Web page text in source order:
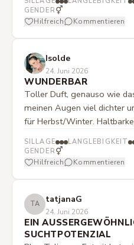
empfehlen kann!
GENDER ⚥
Hilfreich Kommentieren
Isolde
24. Juni 2026
WUNDERBAR
Toller Duft, genauso wie
meinen Augen viel dichter
für Herbst/Winter.
SILLAGE LANGLEBIGKEIT
GENDER ⚥
Hilfreich Kommentieren
TA tatjanaG
24. Juni 2026
EIN
UCHTPOTENZIAL